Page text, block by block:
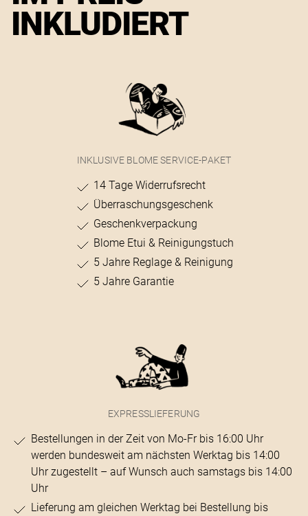
INKLUDIERT
INKLUSIVE BLOME SERVICE-PAKET
14 Tage Widerrufsrecht
Überraschungsgeschenk
Geschenkverpackung
Blome Etui & Reinigungstuch
5 Jahre Reglage & Reinigung
5 Jahre Garantie
EXPRESSLIEFERUNG
Bestellungen in der Zeit von Mo-Fr bis 16:00 Uhr
werden bundesweit am nächsten Werktag bis 14:00
Uhr zugestellt – auf Wunsch auch samstags bis 14:00
Uhr
Lieferung am gleichen Werktag bei Bestellung bis